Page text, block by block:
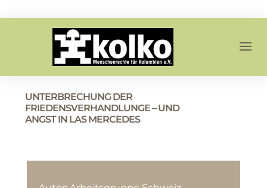
UNTERBRECHUNG DER
FRIEDENSVERHANDLUNGE – UND
ANGST IN LAS MERCEDES